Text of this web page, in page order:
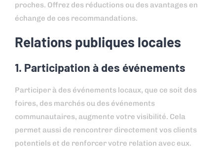
proches. Offrez des réductions ou des avantages en
échange de ces recommandations.
Relations publiques locales
1. Participation à des événements
Participer à des événements locaux, que ce soit des
foires, des marchés ou des événements
communautaires, augmente votre visibilité. Cela
permet aussi de rencontrer directement vos clients
potentiels et de renforcer votre relation avec eux.